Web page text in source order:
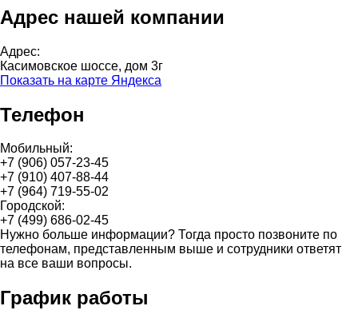
Адрес нашей компании
Адрес:
Касимовское шоссе, дом 3г
Показать на карте Яндекса
Телефон
Мобильный:
+7 (906) 057-23-45
+7 (910) 407-88-44
+7 (964) 719-55-02
Городской:
+7 (499) 686-02-45
Нужно больше информации? Тогда просто позвоните по
телефонам, представленным выше и сотрудники ответят
на все ваши вопросы.
График работы